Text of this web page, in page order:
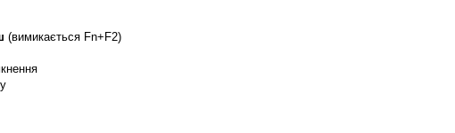
(вимикається Fn+F2)